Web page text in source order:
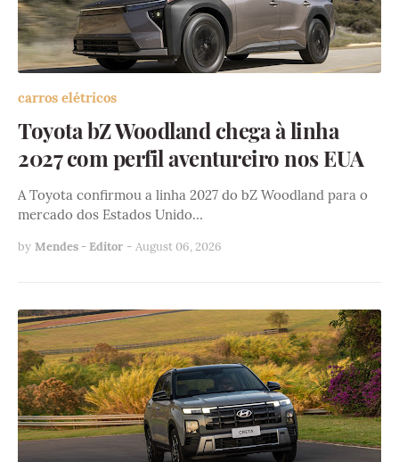
carros elétricos
Toyota bZ Woodland chega à linha
2027 com perfil aventureiro nos EUA
A Toyota confirmou a linha 2027 do bZ Woodland para o
mercado dos Estados Unido…
by Mendes - Editor - August 06, 2026